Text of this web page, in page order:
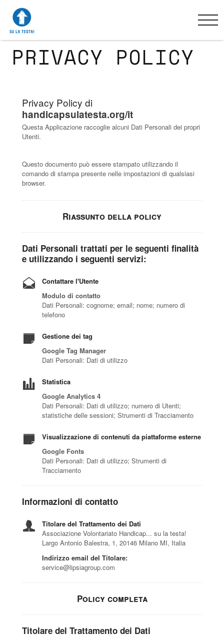
PRIVACY POLICY
Privacy Policy di
handicapsulatesta.org/it
Questa Applicazione raccoglie alcuni Dati Personali dei propri
Utenti.
Questo documento può essere stampato utilizzando il
comando di stampa presente nelle impostazioni di qualsiasi
browser.
Riassunto della policy
Dati Personali trattati per le seguenti finalità
e utilizzando i seguenti servizi:
Contattare l'Utente
Modulo di contatto
Dati Personali: cognome; email; nome; numero di
telefono
Gestione dei tag
Google Tag Manager
Dati Personali: Dati di utilizzo
Statistica
Google Analytics 4
Dati Personali: Dati di utilizzo; numero di Utenti;
statistiche delle sessioni; Strumenti di Tracciamento
Visualizzazione di contenuti da piattaforme esterne
Google Fonts
Dati Personali: Dati di utilizzo; Strumenti di
Tracciamento
Informazioni di contatto
Titolare del Trattamento dei Dati
Associazione Volontariato Handicap... su la testa!
Largo Antonio Balestra, 1, 20146 Milano MI, Italia
Indirizzo email del Titolare:
service@lipsiagroup.com
Policy completa
Titolare del Trattamento dei Dati